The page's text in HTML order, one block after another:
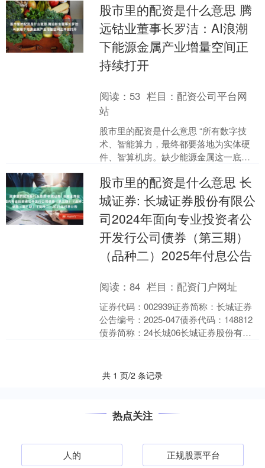
股市里的配资是什么意思 腾
远钴业董事长罗洁：AI浪潮
下能源金属产业增量空间正
持续打开
阅读： 53 栏目：配资公司平台网
站
股市里的配资是什么意思 “所有数字技
术、智能算力，最终都要落地为实体硬
件、智算机房。缺少能源金属这一底层
实现规模化商用。”....
股市里的配资是什么意思 长
城证券: 长城证券股份有限公
司2024年面向专业投资者公
开发行公司债券（第三期）
（品种二）2025年付息公告
阅读：84 栏目：配资门户网址
证券代码：002939证券简称：长城证券
公告编号：2025-047债券代码：148812
债券简称：24长城06长城证券股份有限
共 1 页/2 条记录
热点关注
人的 正规股票平台